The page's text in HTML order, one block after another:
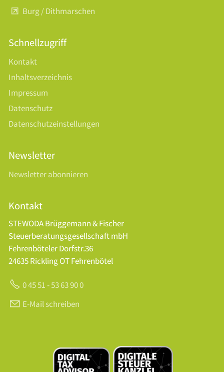
Burg / Dithmarschen
Schnellzugriff
Kontakt
Inhaltsverzeichnis
Impressum
Datenschutz
Datenschutzeinstellungen
Newsletter
Newsletter abonnieren
Kontakt
STEWODA Brüggemann & Fischer
Steuerberatungsgesellschaft mbH
Fehrenböteler Dorfstr.36
24635 Rickling OT Fehrenbötel
0 45 51 - 53 63 90 0
E-Mail schreiben